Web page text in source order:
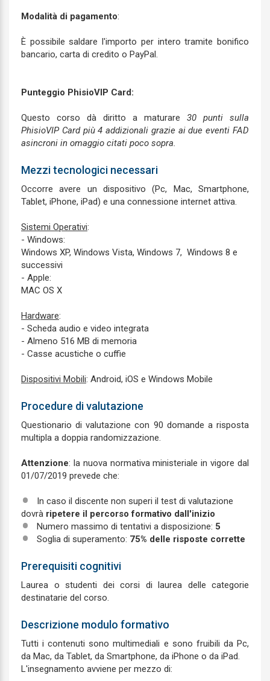
Modalità di pagamento:
È possibile saldare l'importo per intero tramite bonifico
bancario, carta di credito o PayPal.
Punteggio PhisioVIP Card:
Questo corso dà diritto a maturare 30 punti sulla
PhisioVIP Card più 4 addizionali grazie ai due eventi FAD
asincroni in omaggio citati poco sopra.
Mezzi tecnologici necessari
Occorre avere un dispositivo (Pc, Mac, Smartphone,
Tablet, iPhone, iPad) e una connessione internet attiva.
Sistemi Operativi:
- Windows:
Windows XP, Windows Vista, Windows 7, Windows 8 e
successivi
- Apple:
MAC OS X
Hardware:
- Scheda audio e video integrata
- Almeno 516 MB di memoria
- Casse acustiche o cuffie
Dispositivi Mobili: Android, iOS e Windows Mobile
Procedure di valutazione
Questionario di valutazione con 90 domande a risposta
multipla a doppia randomizzazione.
Attenzione: la nuova normativa ministeriale in vigore dal
01/07/2019 prevede che:
In caso il discente non superi il test di valutazione
dovrà ripetere il percorso formativo dall'inizio
Numero massimo di tentativi a disposizione: 5
Soglia di superamento: 75% delle risposte corrette
Prerequisiti cognitivi
Laurea o studenti dei corsi di laurea delle categorie
destinatarie del corso.
Descrizione modulo formativo
Tutti i contenuti sono multimediali e sono fruibili da Pc,
da Mac, da Tablet, da Smartphone, da iPhone o da iPad.
L'insegnamento avviene per mezzo di: